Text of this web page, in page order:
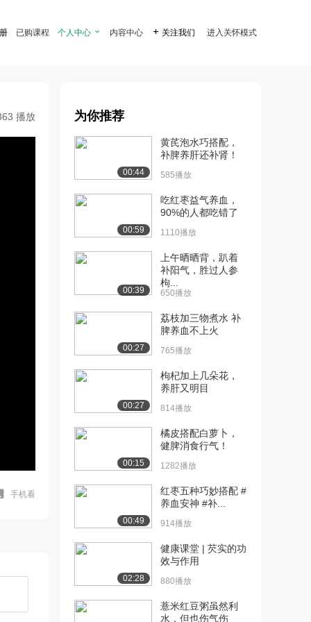
已购课程 个人中心  内容中心  关注我们 进入关怀模式
播放
手机看
为你推荐
00:44
黄芪泡水巧搭配，
补脾养肝还补肾！
585播放
00:59
吃红枣益气养血，
90%的人都吃错了
1110播放
00:39
上午晒晒背，趴着
补阳气，胜过人参
枸...
650播放
00:27
荔枝加三物煮水 补
脾养血不上火
765播放
00:27
枸杞加上几朵花，
养肝又明目
814播放
00:15
橘皮搭配白萝卜，
健脾消食行气！
1282播放
00:49
红枣五种巧妙搭配 #
养血安神 #补...
914播放
02:28
健康课堂 | 芡实的功
效与作用
880播放
薏米红豆粥虽然利
水，但也伤气伤